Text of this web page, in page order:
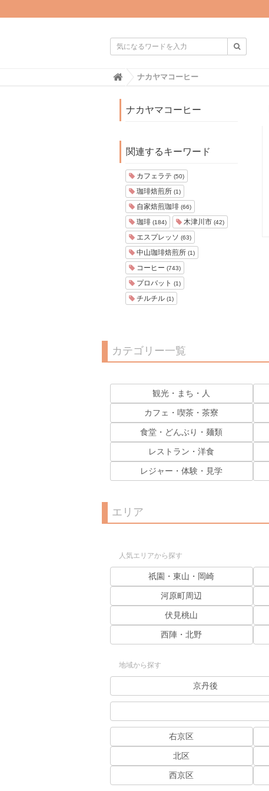
H
ナカヤマコーヒー
ナカヤマコーヒー
関連するキーワード
カフェラテ (50)
珈琲焙煎所 (1)
自家焙煎珈琲 (66)
珈琲 (184) 木津川市 (42)
エスプレッソ (63)
中山珈琲焙煎所 (1)
コーヒー (743)
プロバット (1)
チルチル (1)
カテゴリー一覧
観光・まち・人
カフェ・喫茶・茶寮
食堂・どんぶり・麺類
レストラン・洋食
レジャー・体験・見学
エリア
人気エリアから探す
祇園・東山・岡崎
河原町周辺
伏見桃山
西陣・北野
地域から探す
京丹後
右京区
北区
西京区